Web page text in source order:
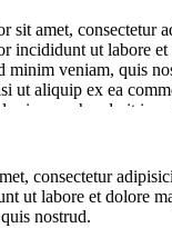
sit amet, consectetur
incididunt ut labore et
minim veniam, quis
ut aliquip ex ea
in reprehenderit in
consectetur
ut labore et dolore
nostrud.